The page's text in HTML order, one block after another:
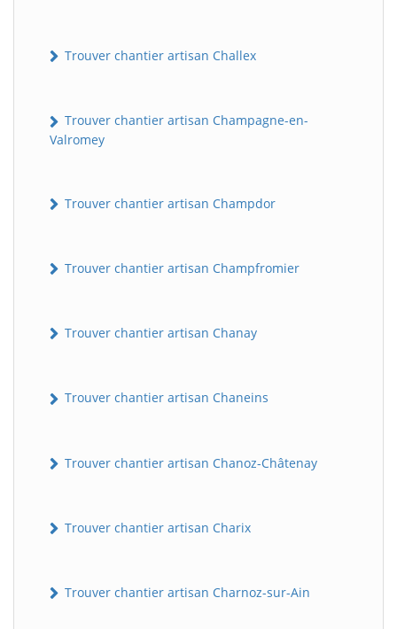
Trouver chantier artisan Challex
Trouver chantier artisan Champagne-en-
Valromey
Trouver chantier artisan Champdor
Trouver chantier artisan Champfromier
Trouver chantier artisan Chanay
Trouver chantier artisan Chaneins
Trouver chantier artisan Chanoz-Châtenay
Trouver chantier artisan Charix
Trouver chantier artisan Charnoz-sur-Ain